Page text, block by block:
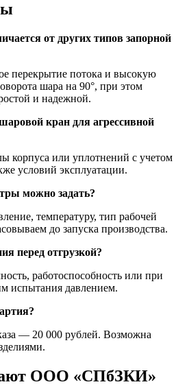
от других типов запорной
перекрытие потока и высокую
шара на 90°, при этом
и надежной.
кран для агрессивной
корпуса или уплотнений с учетом
условий эксплуатации.
можно задать?
температуру, тип рабочей
до запуска производства.
перед отгрузкой?
работоспособность или при
испытания давлением.
— 20 000 рублей. Возможна
ООО «СПбЗКИ»